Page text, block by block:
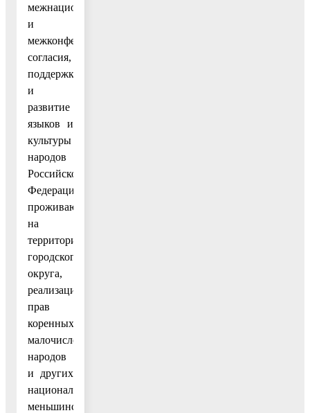
межнационального
и
межконфессионального
согласия,
поддержку
и
развитие
языков и
культуры
народов
Российской
Федерации,
проживающих
на
территории
городского
округа,
реализацию
прав
коренных
малочисленных
народов
и других
национальных
меньшинств,